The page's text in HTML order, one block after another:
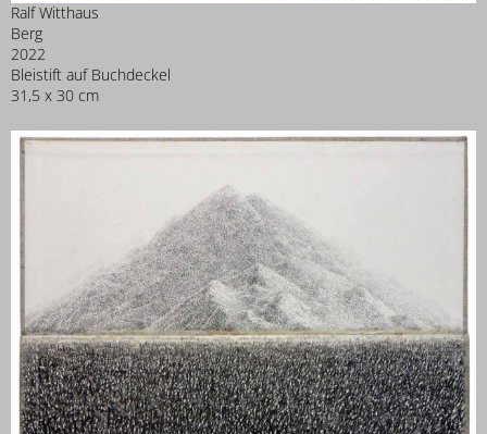
Ralf Witthaus
Berg
2022
Bleistift auf Buchdeckel
31,5 x 30 cm